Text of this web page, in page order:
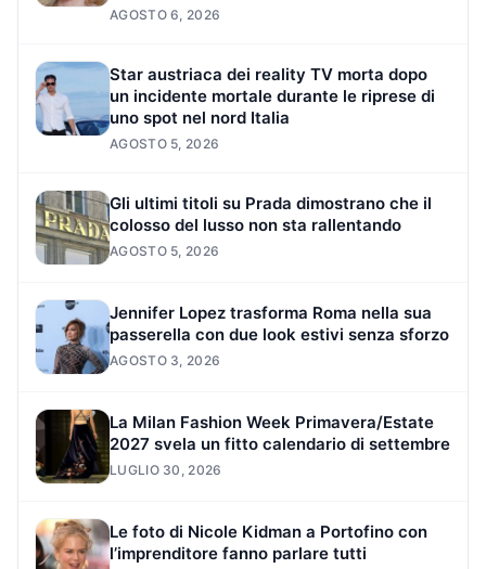
AGOSTO 6, 2026
Star austriaca dei reality TV morta dopo
un incidente mortale durante le riprese di
uno spot nel nord Italia
AGOSTO 5, 2026
Gli ultimi titoli su Prada dimostrano che il
colosso del lusso non sta rallentando
AGOSTO 5, 2026
Jennifer Lopez trasforma Roma nella sua
passerella con due look estivi senza sforzo
AGOSTO 3, 2026
La Milan Fashion Week Primavera/Estate
2027 svela un fitto calendario di settembre
LUGLIO 30, 2026
Le foto di Nicole Kidman a Portofino con
l’imprenditore fanno parlare tutti